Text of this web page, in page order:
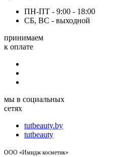
ПН-ПТ - 9:00 - 18:00
СБ, ВС - выходной
принимаем
к оплате
мы в социальных
сетях
tutbeauty.by
tutbeauty
ООО «Имидж косметик»